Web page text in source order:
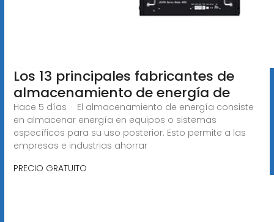
Los 13 principales fabricantes de
almacenamiento de energía de
Hace 5 días · El almacenamiento de energía consiste
en almacenar energía en equipos o sistemas
específicos para su uso posterior. Esto permite a las
empresas e industrias ahorrar
PRECIO GRATUITO